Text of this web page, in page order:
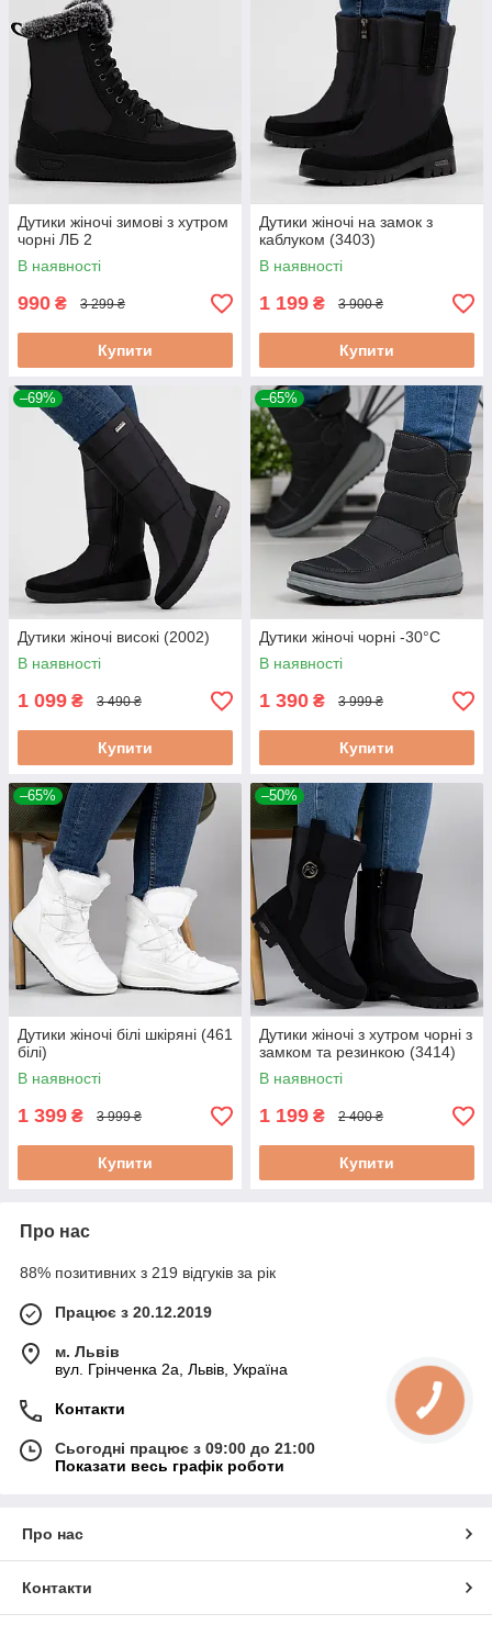
Дутики жіночі зимові з хутром
чорні ЛБ 2
В наявності
990 ₴ 3 299 ₴
Купити
Дутики жіночі на замок з
каблуком (3403)
В наявності
1 199 ₴ 3 900 ₴
Купити
–69%
Дутики жіночі високі (2002)
В наявності
1 099 ₴ 3 490 ₴
Купити
–65%
Дутики жіночі чорні -30°С
В наявності
1 390 ₴ 3 999 ₴
Купити
–65%
Дутики жіночі білі шкіряні (461
білі)
В наявності
1 399 ₴ 3 999 ₴
Купити
–50%
Дутики жіночі з хутром чорні з
замком та резинкою (3414)
В наявності
1 199 ₴ 2 400 ₴
Купити
Про нас
88% позитивних з 219 відгуків за рік
Працює з 20.12.2019
м. Львів
вул. Грінченка 2а, Львів, Україна
Контакти
Сьогодні працює з 09:00 до 21:00
Показати весь графік роботи
Про нас
Контакти